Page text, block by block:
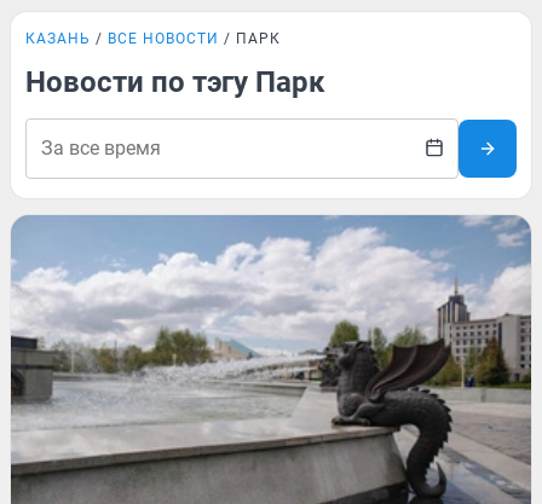
КАЗАНЬ ВСЕ НОВОСТИ ПАРК
Новости по тэгу Парк